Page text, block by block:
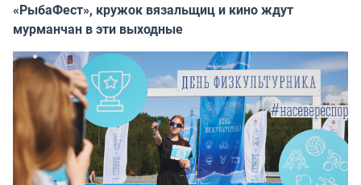
«РыбаФест», кружок вязальщиц и кино ждут
мурманчан в эти выходные